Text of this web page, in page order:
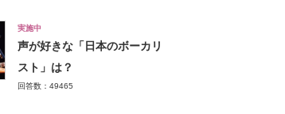
実施中
声が好きな「日本のボーカリ
スト」は？
回答数：49465